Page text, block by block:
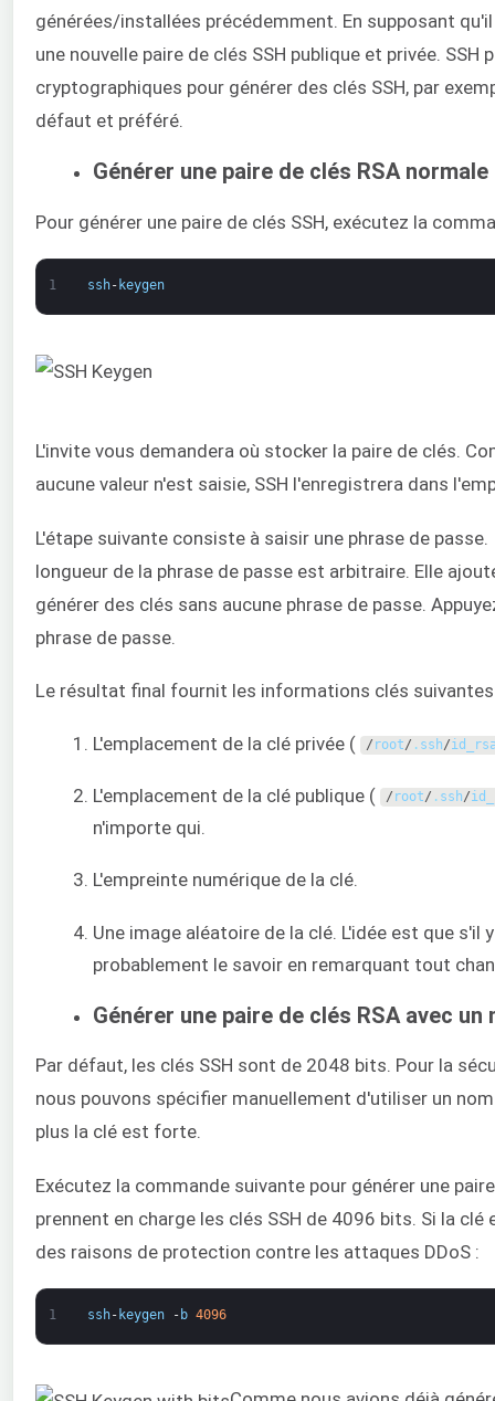
générées/installées précédemment. En supposant
une nouvelle paire de clés SSH publique et privée.
cryptographiques pour générer des clés SSH, par
défaut et préféré.
Générer une paire de clés RSA normale
Pour générer une paire de clés SSH, exécutez la
1 ssh- keygen
L'invite vous demandera où stocker la paire de clés.
aucune valeur n'est saisie, SSH l'enregistrera dans
L'étape suivante consiste à saisir une phrase de
longueur de la phrase de passe est arbitraire. Elle
générer des clés sans aucune phrase de passe.
phrase de passe.
Le résultat final fournit les informations clés
L'emplacement de la clé privée ( / root/ . ssh/
L'emplacement de la clé publique ( / root/ . ssh/
n'importe qui.
L'empreinte numérique de la clé.
Une image aléatoire de la clé. L'idée est que
probablement le savoir en remarquant tout
Générer une paire de clés RSA avec
Par défaut, les clés SSH sont de 2048 bits. Pour la
nous pouvons spécifier manuellement d'utiliser un
plus la clé est forte.
Exécutez la commande suivante pour générer une
prennent en charge les clés SSH de 4096 bits. Si la
des raisons de protection contre les attaques DDoS :
1 ssh- keygen - b 4096